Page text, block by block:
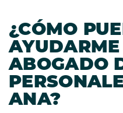
¿CÓMO
ABOGADO
ANA?